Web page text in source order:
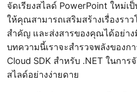
จัดเรียงสไลด์ PowerPoint ใหม่เ
ให้คุณสามารถเสริมสร้างเรื่องรา
สำคัญ และส่งสารของคุณได้อย่า
บทความนี้เราจะสำรวจพลังของก
Cloud SDK สำหรับ .NET ในการจั
สไลด์อย่างง่ายดาย